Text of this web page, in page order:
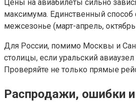
Цены на авиабилеты сильно
максимума. Единственный способ
межсезонье (март-апрель,
Для России, помимо Москвы и
столицы, если уральский
Проверяйте не только прямые
Распродажи, ошибки